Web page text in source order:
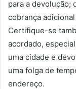
para a devolução;
cobrança
Certifique-se
acordado,
uma cidade e
uma folga de
endereço.